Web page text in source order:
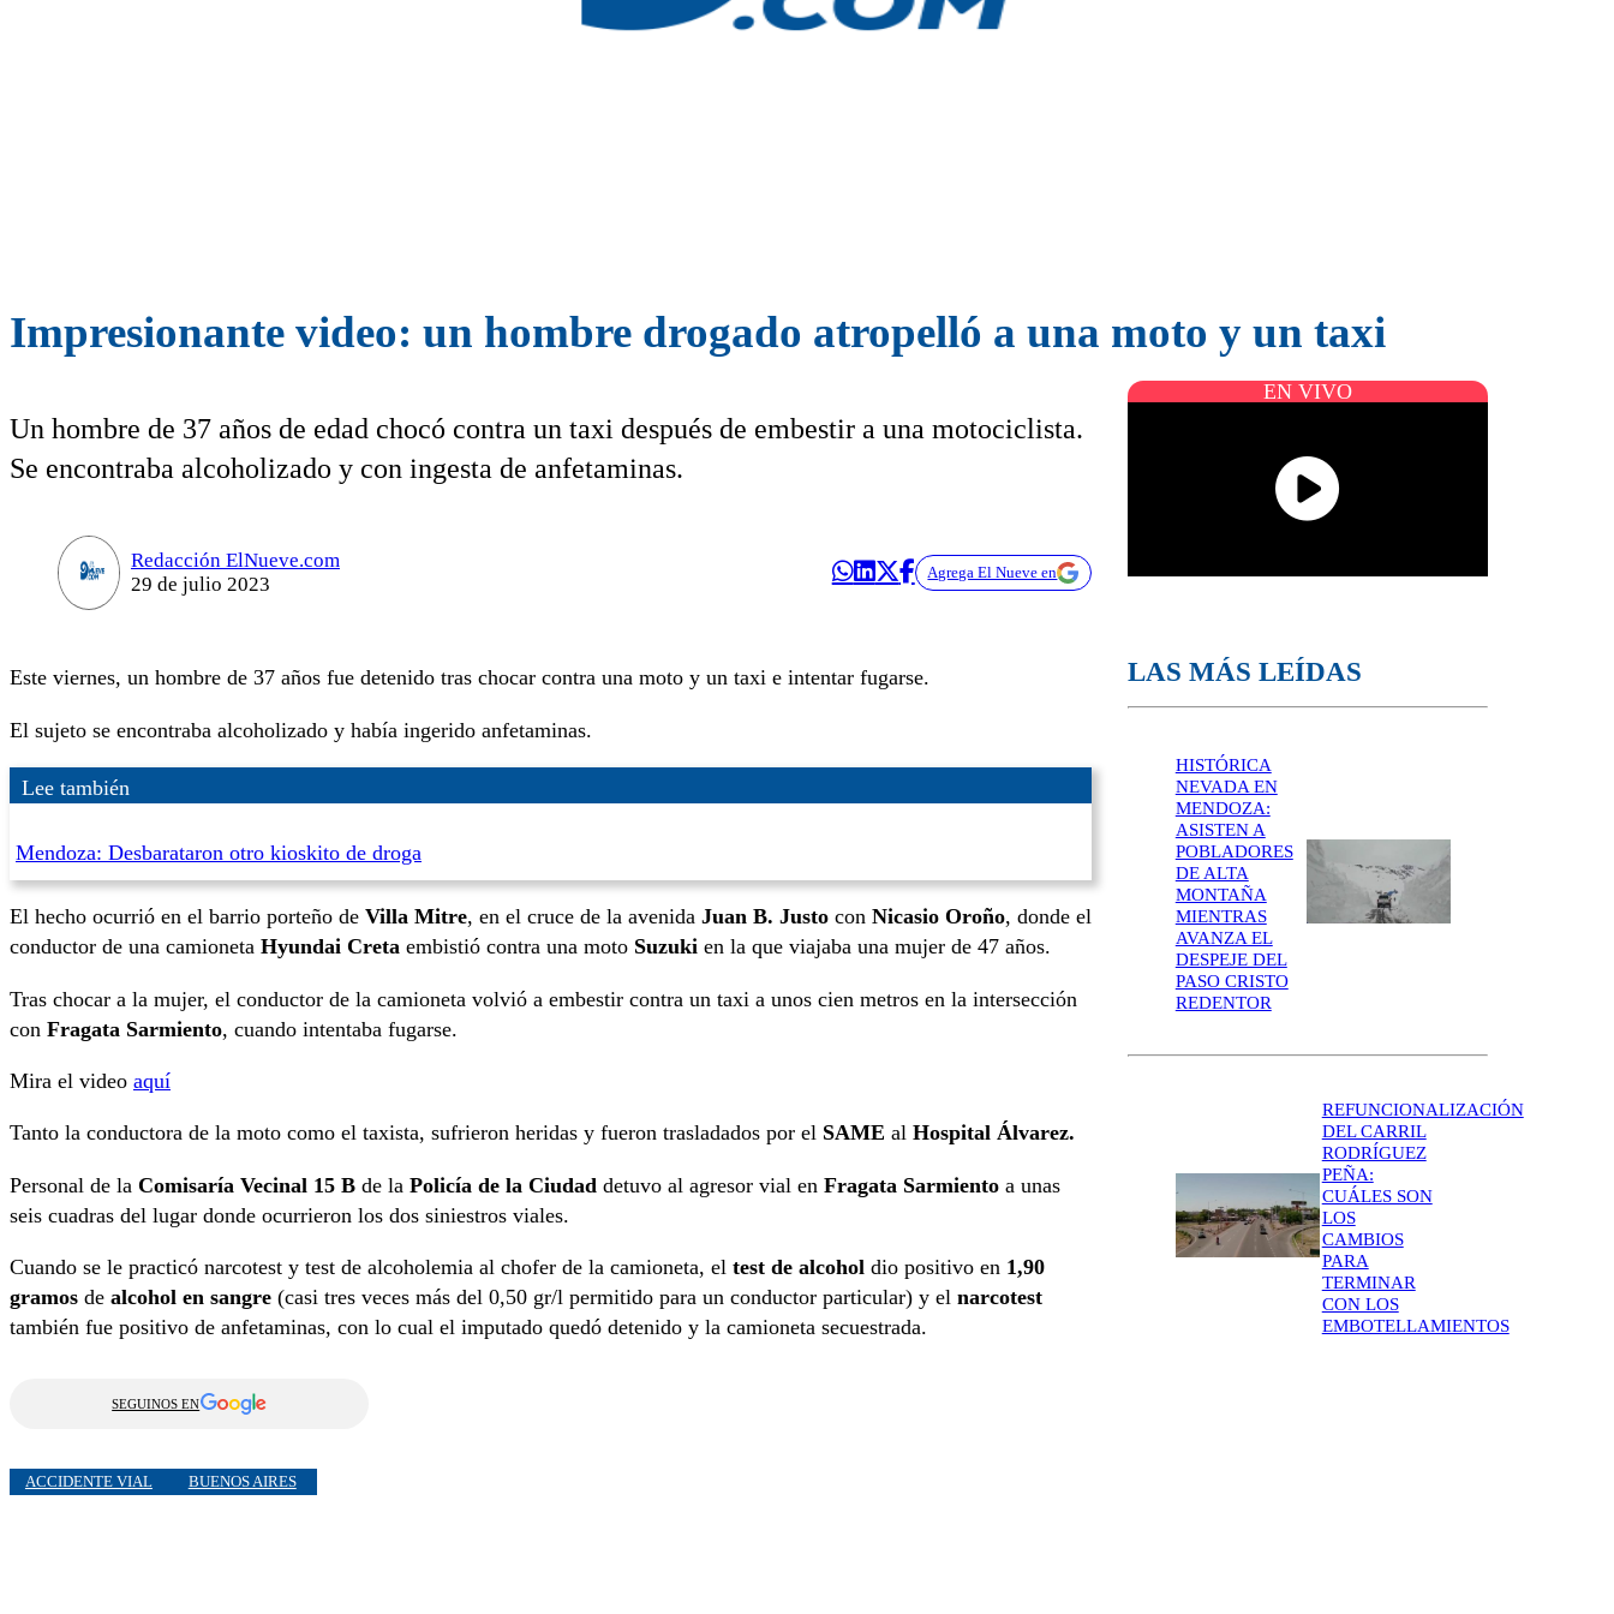
Impresionante video: un hombre drogado atropelló a una moto y un taxi
Un hombre de 37 años de edad chocó contra un taxi después de embestir a una motociclista.
Se encontraba alcoholizado y con ingesta de anfetaminas.
Redacción ElNueve.com
29 de julio 2023
Agrega El Nueve en
Este viernes, un hombre de 37 años fue detenido tras chocar contra una moto y un taxi e intentar fugarse.
El sujeto se encontraba alcoholizado y había ingerido anfetaminas.
Lee también
Mendoza: Desbarataron otro kioskito de droga
El hecho ocurrió en el barrio porteño de Villa Mitre, en el cruce de la avenida Juan B. Justo con Nicasio Oroño, donde el
conductor de una camioneta Hyundai Creta embistió contra una moto Suzuki en la que viajaba una mujer de 47 años.
Tras chocar a la mujer, el conductor de la camioneta volvió a embestir contra un taxi a unos cien metros en la intersección
con Fragata Sarmiento, cuando intentaba fugarse.
Mira el video aquí
Tanto la conductora de la moto como el taxista, sufrieron heridas y fueron trasladados por el SAME al Hospital Álvarez.
Personal de la Comisaría Vecinal 15 B de la Policía de la Ciudad detuvo al agresor vial en Fragata Sarmiento a unas
seis cuadras del lugar donde ocurrieron los dos siniestros viales.
Cuando se le practicó narcotest y test de alcoholemia al chofer de la camioneta, el test de alcohol dio positivo en 1,90
gramos de alcohol en sangre (casi tres veces más del 0,50 gr/l permitido para un conductor particular) y el narcotest
también fue positivo de anfetaminas, con lo cual el imputado quedó detenido y la camioneta secuestrada.
SEGUINOS EN
ACCIDENTE VIAL BUENOS AIRES
EN VIVO
LAS MÁS LEÍDAS
HISTÓRICA
NEVADA EN
MENDOZA:
ASISTEN A
POBLADORES
DE ALTA
MONTAÑA
MIENTRAS
AVANZA EL
DESPEJE DEL
PASO CRISTO
REDENTOR
REFUNCIONALIZACIÓN
DEL CARRIL
RODRÍGUEZ
PEÑA:
CUÁLES SON
LOS
CAMBIOS
PARA
TERMINAR
CON LOS
EMBOTELLAMIENTOS